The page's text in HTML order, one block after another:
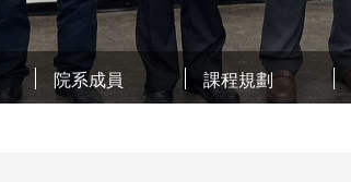
院系成員 課程規劃